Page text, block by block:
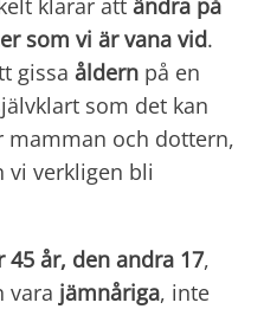
klarar att ändra på
som vi är vana vid.
gissa åldern på en
som det kan
mamman och dottern,
vi verkligen bli
45 år, den andra 17,
vara jämnåriga, inte